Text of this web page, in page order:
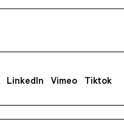
LinkedIn Vimeo Tiktok